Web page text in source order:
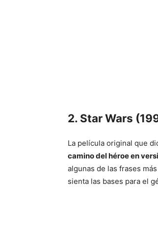
2. Star Wars
La película original que
camino del héroe en
algunas de las frases
sienta las bases para el